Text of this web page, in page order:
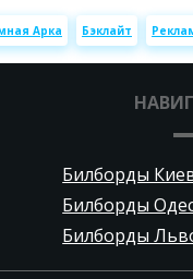
Арка Бэклайт
Билборды
Билборды
Билборды